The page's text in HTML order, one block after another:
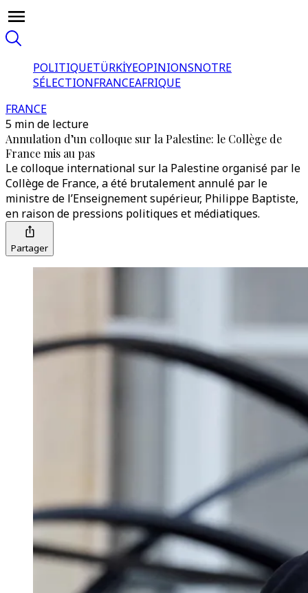
POLITIQUETÜRKİYEOPINIONSNOTRE
SÉLECTIONFRANCEAFRIQUE
FRANCE
5 min de lecture
Annulation d’un colloque sur la Palestine: le Collège de
France mis au pas
Le colloque international sur la Palestine organisé par le
Collège de France, a été brutalement annulé par le
ministre de l’Enseignement supérieur, Philippe Baptiste,
en raison de pressions politiques et médiatiques.
Partager